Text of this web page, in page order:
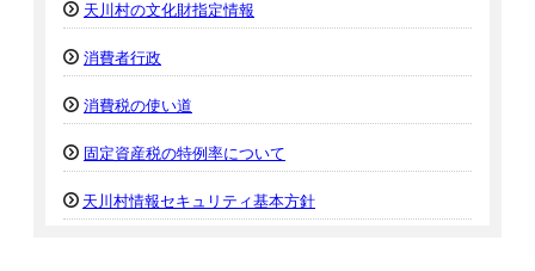
天川村の文化財指定情報
消費者行政
消費税の使い道
固定資産税の特例率について
天川村情報セキュリティ基本方針